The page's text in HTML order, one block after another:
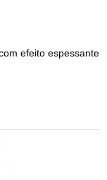
efeito espessante